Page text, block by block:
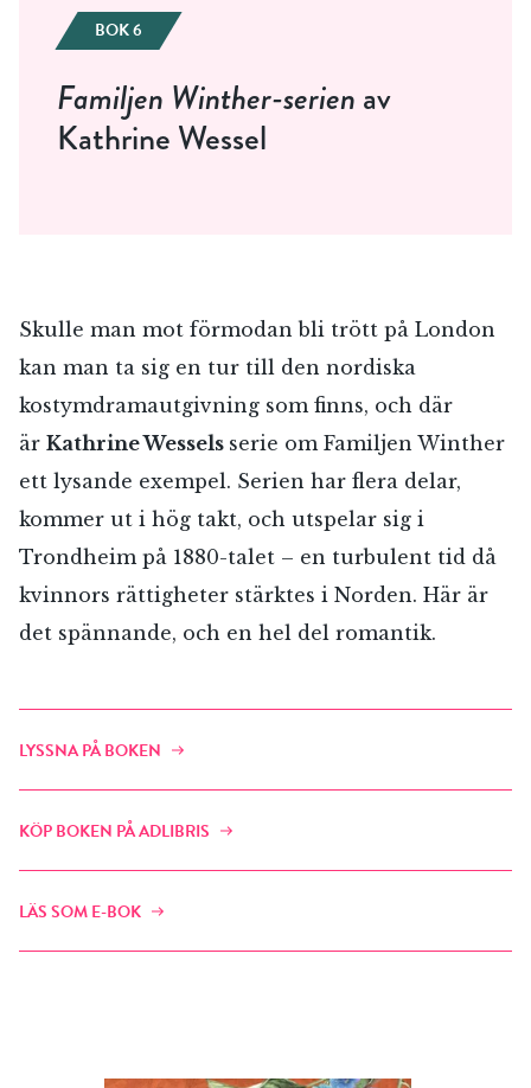
BOK 6
Familjen Winther-serienav
Kathrine Wessel
Skulle man mot förmodan bli trött på London
kan man ta sig en tur till den nordiska
kostymdramautgivning som finns, och där
är Kathrine Wessels serie om Familjen Winther
ett lysande exempel. Serien har flera delar,
kommer ut i hög takt, och utspelar sig i
Trondheim på 1880-talet – en turbulent tid då
kvinnors rättigheter stärktes i Norden. Här är
det spännande, och en hel del romantik.
LYSSNA PÅ BOKEN
KÖP BOKEN PÅ ADLIBRIS
LÄS SOM E-BOK